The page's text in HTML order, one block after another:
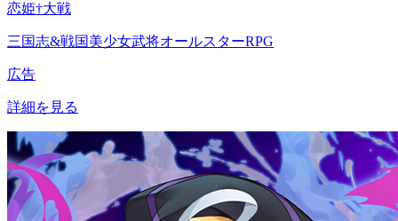
恋姫†大戦
三国志&戦国美少女武将オールスターRPG
広告
詳細を見る